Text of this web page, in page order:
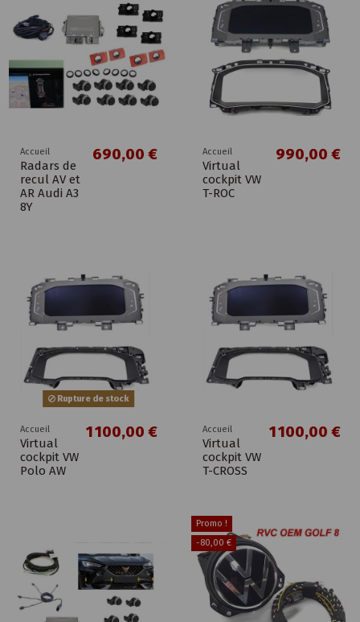
Accueil
Radars de
recul AV et
AR Audi A3
8Y
690,00 € Accueil
Virtual
cockpit VW
T-ROC
990,00 €
Rupture de stock
Accueil
Virtual
cockpit VW
Polo AW
1 100,00 € Accueil
Virtual
cockpit VW
T-CROSS
1 100,00 €
Promo !
-80,00 €